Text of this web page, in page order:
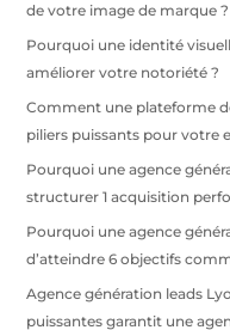
de votre image de marque ?
Pourquoi une identité
améliorer votre notoriété ?
Comment une plateforme
piliers puissants pour votre
Pourquoi une agence
structurer 1 acquisition
Pourquoi une agence
d’atteindre 6 objectifs
Agence génération leads
puissantes garantit une